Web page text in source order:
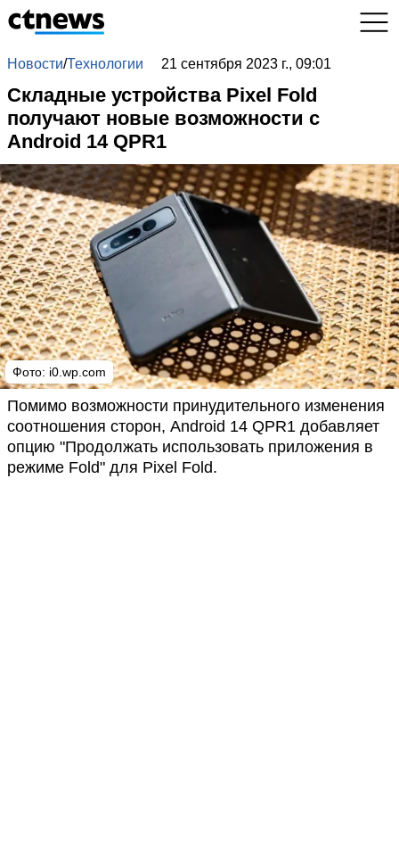
Новости/Технологии 21 сентября 2023 г., 09:01
Складные устройства Pixel Fold
получают новые возможности с
Android 14 QPR1
Фото: i0.wp.com
Помимо возможности принудительного изменения
соотношения сторон, Android 14 QPR1 добавляет
опцию "Продолжать использовать приложения в
режиме Fold" для Pixel Fold.